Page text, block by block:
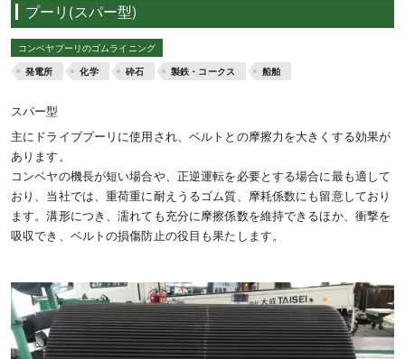
プーリ(スパー型)
コンベヤプーリのゴムライニング
発電所
化学 砕石 製鉄・コークス 船舶
スパー型
主にドライブプーリに使用され、ベルトとの摩擦力を大きくする効果が
あります。
コンベヤの機長が短い場合や、正逆運転を必要とする場合に最も適して
おり、当社では、重荷重に耐えうるゴム質、摩耗係数にも留意しており
ます。溝形につき、濡れても充分に摩擦係数を維持できるほか、衝撃を
吸収でき、ベルトの損傷防止の役目も果たします。